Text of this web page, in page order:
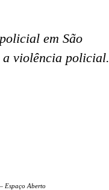
em São
violência policial.
Espaço Aberto